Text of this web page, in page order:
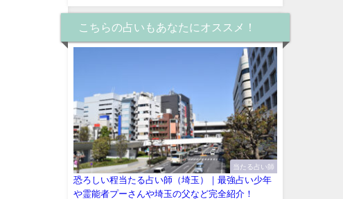
こちらの占いもあなたにオススメ！
当たる占い師
恐ろしい程当たる占い師（埼玉）｜最強占い少年
や霊能者プーさんや埼玉の父など完全紹介！